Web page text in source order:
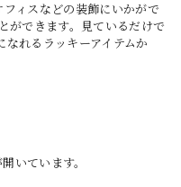
ィスなどの装飾にいかがで
ができます。見ているだけで
れるラッキーアイテムか
いています。